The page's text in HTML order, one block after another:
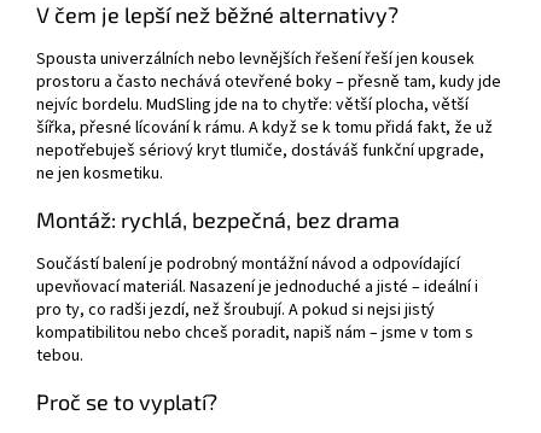
V čem je lepší než běžné alternativy?
Spousta univerzálních nebo levnějších řešení řeší jen kousek
prostoru a často nechává otevřené boky – přesně tam, kudy jde
nejvíc bordelu. MudSling jde na to chytře: větší plocha, větší
šířka, přesné lícování k rámu. A když se k tomu přidá fakt, že už
nepotřebuješ sériový kryt tlumiče, dostáváš funkční upgrade,
ne jen kosmetiku.
Montáž: rychlá, bezpečná, bez drama
Součástí balení je podrobný montážní návod a odpovídající
upevňovací materiál. Nasazení je jednoduché a jisté – ideální i
pro ty, co radši jezdí, než šroubují. A pokud si nejsi jistý
kompatibilitou nebo chceš poradit, napiš nám – jsme v tom s
tebou.
Proč se to vyplatí?